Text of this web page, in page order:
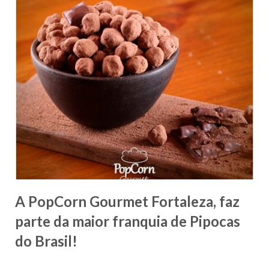
A PopCorn Gourmet Fortaleza, faz
parte da maior franquia de Pipocas
do Brasil!